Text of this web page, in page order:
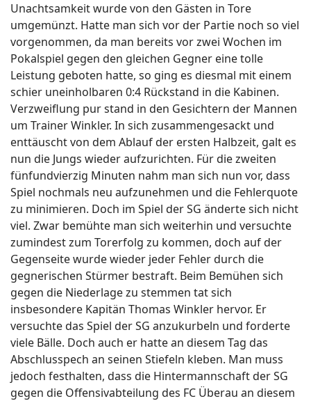
Unachtsamkeit wurde von den Gästen in Tore
umgemünzt. Hatte man sich vor der Partie noch so viel
vorgenommen, da man bereits vor zwei Wochen im
Pokalspiel gegen den gleichen Gegner eine tolle
Leistung geboten hatte, so ging es diesmal mit einem
schier uneinholbaren 0:4 Rückstand in die Kabinen.
Verzweiflung pur stand in den Gesichtern der Mannen
um Trainer Winkler. In sich zusammengesackt und
enttäuscht von dem Ablauf der ersten Halbzeit, galt es
nun die Jungs wieder aufzurichten. Für die zweiten
fünfundvierzig Minuten nahm man sich nun vor, dass
Spiel nochmals neu aufzunehmen und die Fehlerquote
zu minimieren. Doch im Spiel der SG änderte sich nicht
viel. Zwar bemühte man sich weiterhin und versuchte
zumindest zum Torerfolg zu kommen, doch auf der
Gegenseite wurde wieder jeder Fehler durch die
gegnerischen Stürmer bestraft. Beim Bemühen sich
gegen die Niederlage zu stemmen tat sich
insbesondere Kapitän Thomas Winkler hervor. Er
versuchte das Spiel der SG anzukurbeln und forderte
viele Bälle. Doch auch er hatte an diesem Tag das
Abschlusspech an seinen Stiefeln kleben. Man muss
jedoch festhalten, dass die Hintermannschaft der SG
gegen die Offensivabteilung des FC Überau an diesem